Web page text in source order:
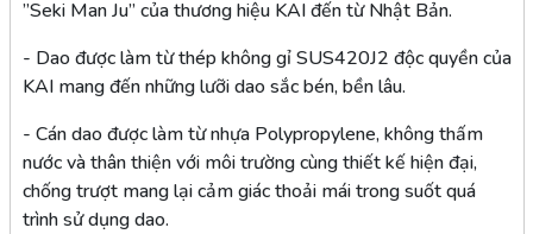
”Seki Man Ju” của thương hiệu KAI đến từ Nhật Bản.
- Dao được làm từ thép không gỉ SUS420J2 độc quyền của
KAI mang đến những lưỡi dao sắc bén, bền lâu.
- Cán dao được làm từ nhựa Polypropylene, không thấm
nước và thân thiện với môi trường cùng thiết kế hiện đại,
chống trượt mang lại cảm giác thoải mái trong suốt quá
trình sử dụng dao.